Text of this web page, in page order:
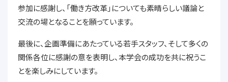
参加に感謝し、「働き方改革」についても素晴らしい議論と
交流の場となることを願っています。
最後に、企画準備にあたっている若手スタッフ、そして多くの
関係各位に感謝の意を表明し、本学会の成功を共に祝うこ
とを楽しみにしています。